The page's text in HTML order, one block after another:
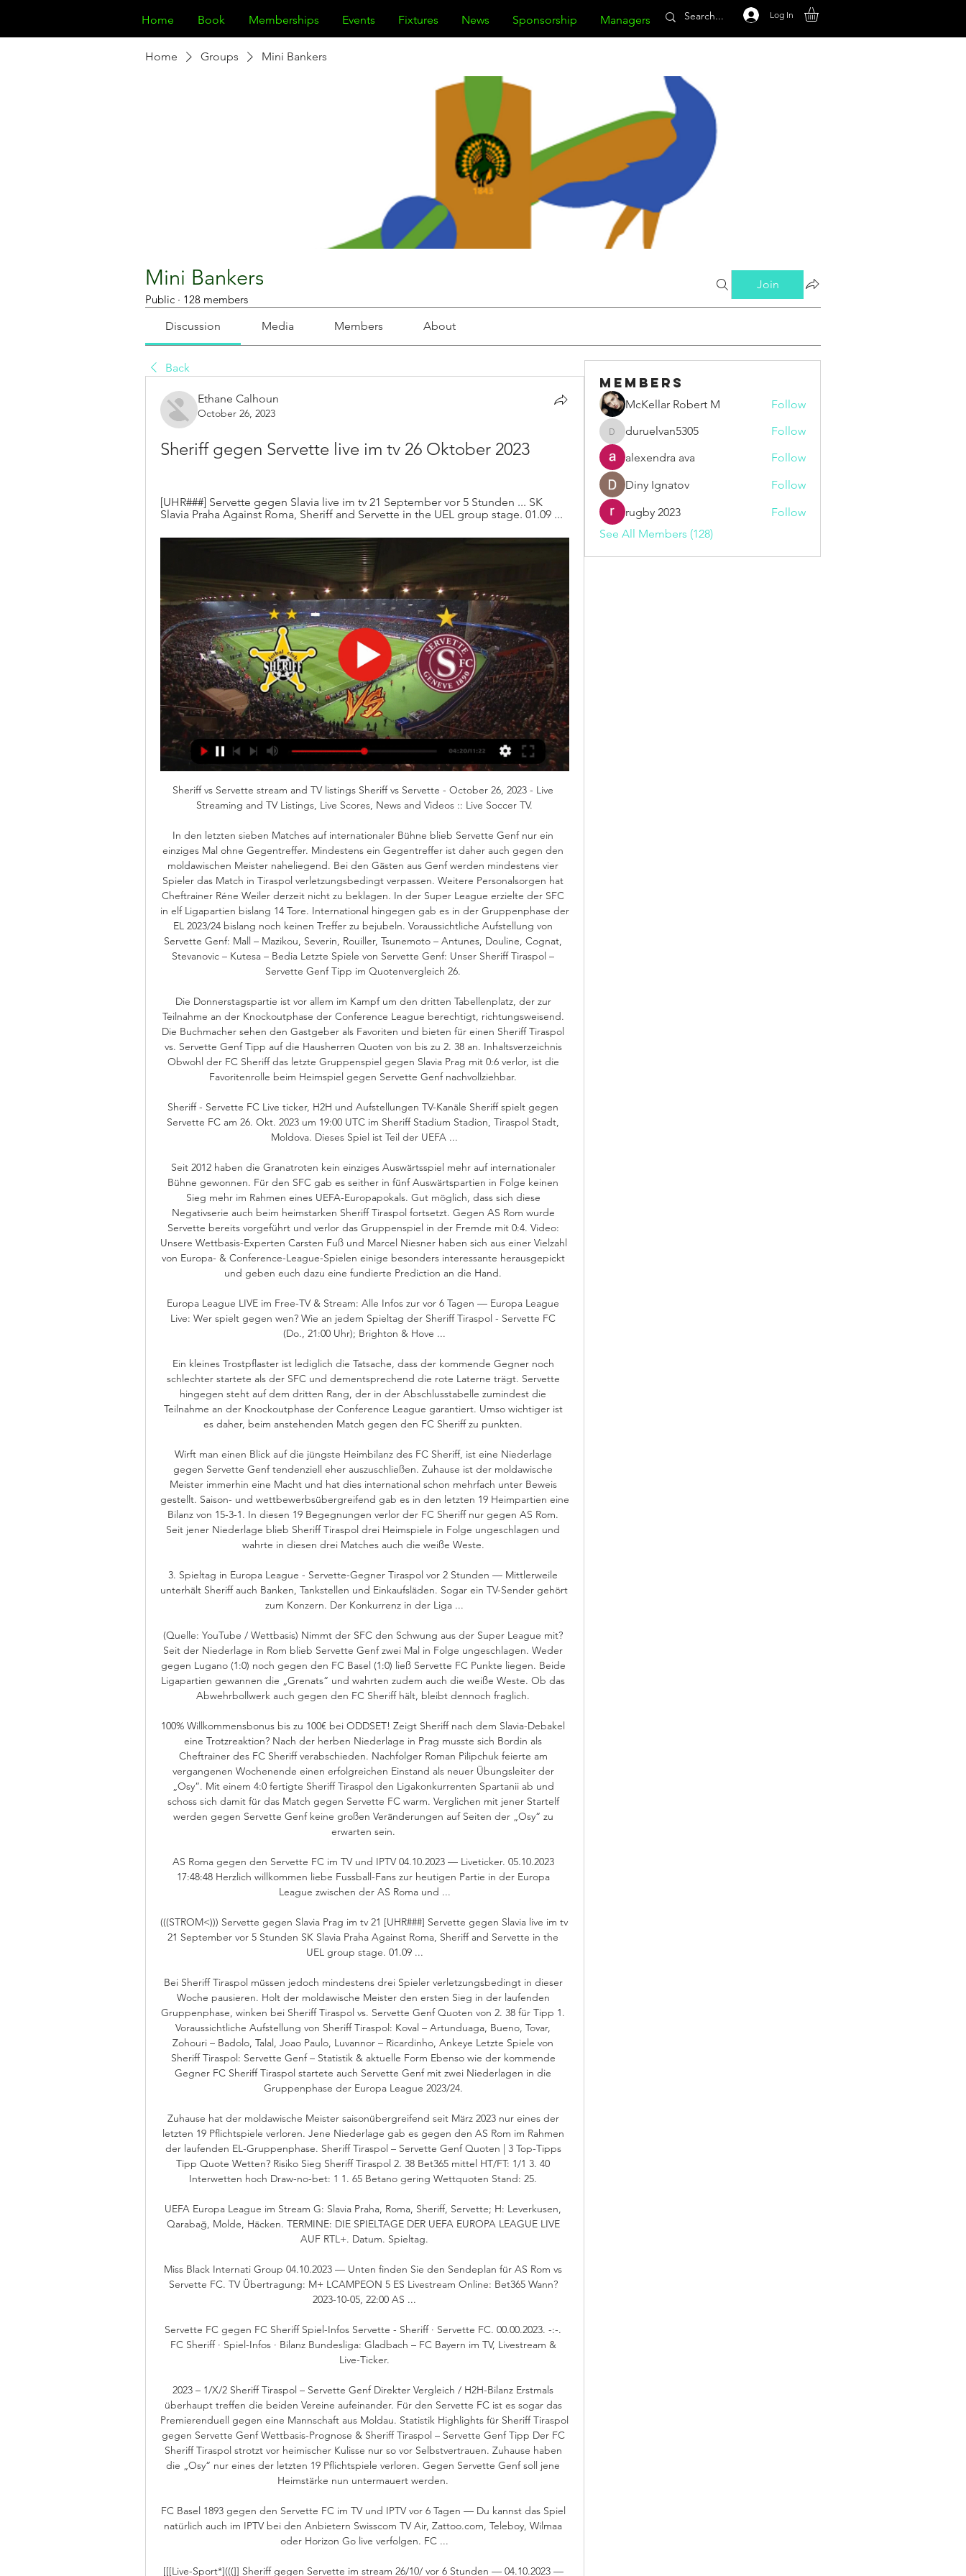
Home Book Memberships Events Fixtures News Sponsorship Managers Log In
Home Groups Mini Bankers
Mini Bankers
Public · 128 members
Join
Discussion Media Members About
Back
Ethane Calhoun
October 26, 2023
Sheriff gegen Servette live im tv 26 Oktober 2023
[UHR###] Servette gegen Slavia live im tv 21 September vor 5 Stunden ... SK
Slavia Praha Against Roma, Sheriff and Servette in the UEL group stage. 01.09 ...
Sheriff vs Servette stream and TV listings Sheriff vs Servette - October 26, 2023 - Live
Streaming and TV Listings, Live Scores, News and Videos :: Live Soccer TV.
In den letzten sieben Matches auf internationaler Bühne blieb Servette Genf nur ein
einziges Mal ohne Gegentreffer. Mindestens ein Gegentreffer ist daher auch gegen den
moldawischen Meister naheliegend. Bei den Gästen aus Genf werden mindestens vier
Spieler das Match in Tiraspol verletzungsbedingt verpassen. Weitere Personalsorgen hat
Cheftrainer Réne Weiler derzeit nicht zu beklagen. In der Super League erzielte der SFC
in elf Ligapartien bislang 14 Tore. International hingegen gab es in der Gruppenphase der
EL 2023/24 bislang noch keinen Treffer zu bejubeln. Voraussichtliche Aufstellung von
Servette Genf: Mall – Mazikou, Severin, Rouiller, Tsunemoto – Antunes, Douline, Cognat,
Stevanovic – Kutesa – Bedia Letzte Spiele von Servette Genf: Unser Sheriff Tiraspol –
Servette Genf Tipp im Quotenvergleich 26.
Die Donnerstagspartie ist vor allem im Kampf um den dritten Tabellenplatz, der zur
Teilnahme an der Knockoutphase der Conference League berechtigt, richtungsweisend.
Die Buchmacher sehen den Gastgeber als Favoriten und bieten für einen Sheriff Tiraspol
vs. Servette Genf Tipp auf die Hausherren Quoten von bis zu 2. 38 an. Inhaltsverzeichnis
Obwohl der FC Sheriff das letzte Gruppenspiel gegen Slavia Prag mit 0:6 verlor, ist die
Favoritenrolle beim Heimspiel gegen Servette Genf nachvollziehbar.
Sheriff - Servette FC Live ticker, H2H und Aufstellungen TV-Kanäle Sheriff spielt gegen
Servette FC am 26. Okt. 2023 um 19:00 UTC im Sheriff Stadium Stadion, Tiraspol Stadt,
Moldova. Dieses Spiel ist Teil der UEFA ...
Seit 2012 haben die Granatroten kein einziges Auswärtsspiel mehr auf internationaler
Bühne gewonnen. Für den SFC gab es seither in fünf Auswärtspartien in Folge keinen
Sieg mehr im Rahmen eines UEFA-Europapokals. Gut möglich, dass sich diese
Negativserie auch beim heimstarken Sheriff Tiraspol fortsetzt. Gegen AS Rom wurde
Servette bereits vorgeführt und verlor das Gruppenspiel in der Fremde mit 0:4. Video:
Unsere Wettbasis-Experten Carsten Fuß und Marcel Niesner haben sich aus einer Vielzahl
von Europa- & Conference-League-Spielen einige besonders interessante herausgepickt
und geben euch dazu eine fundierte Prediction an die Hand.
Europa League LIVE im Free-TV & Stream: Alle Infos zur vor 6 Tagen — Europa League
Live: Wer spielt gegen wen? Wie an jedem Spieltag der Sheriff Tiraspol - Servette FC
(Do., 21:00 Uhr); Brighton & Hove ...
Ein kleines Trostpflaster ist lediglich die Tatsache, dass der kommende Gegner noch
schlechter startete als der SFC und dementsprechend die rote Laterne trägt. Servette
hingegen steht auf dem dritten Rang, der in der Abschlusstabelle zumindest die
Teilnahme an der Knockoutphase der Conference League garantiert. Umso wichtiger ist
es daher, beim anstehenden Match gegen den FC Sheriff zu punkten.
Wirft man einen Blick auf die jüngste Heimbilanz des FC Sheriff, ist eine Niederlage
gegen Servette Genf tendenziell eher auszuschließen. Zuhause ist der moldawische
Meister immerhin eine Macht und hat dies international schon mehrfach unter Beweis
gestellt. Saison- und wettbewerbsübergreifend gab es in den letzten 19 Heimpartien eine
Bilanz von 15-3-1. In diesen 19 Begegnungen verlor der FC Sheriff nur gegen AS Rom.
Seit jener Niederlage blieb Sheriff Tiraspol drei Heimspiele in Folge ungeschlagen und
wahrte in diesen drei Matches auch die weiße Weste.
3. Spieltag in Europa League - Servette-Gegner Tiraspol vor 2 Stunden — Mittlerweile
unterhält Sheriff auch Banken, Tankstellen und Einkaufsläden. Sogar ein TV-Sender gehört
zum Konzern. Der Konkurrenz in der Liga ...
(Quelle: YouTube / Wettbasis) Nimmt der SFC den Schwung aus der Super League mit?
Seit der Niederlage in Rom blieb Servette Genf zwei Mal in Folge ungeschlagen. Weder
gegen Lugano (1:0) noch gegen den FC Basel (1:0) ließ Servette FC Punkte liegen. Beide
Ligapartien gewannen die „Grenats“ und wahrten zudem auch die weiße Weste. Ob das
Abwehrbollwerk auch gegen den FC Sheriff hält, bleibt dennoch fraglich.
100% Willkommensbonus bis zu 100€ bei ODDSET! Zeigt Sheriff nach dem Slavia-Debakel
eine Trotzreaktion? Nach der herben Niederlage in Prag musste sich Bordin als
Cheftrainer des FC Sheriff verabschieden. Nachfolger Roman Pilipchuk feierte am
vergangenen Wochenende einen erfolgreichen Einstand als neuer Übungsleiter der
„Osy“. Mit einem 4:0 fertigte Sheriff Tiraspol den Ligakonkurrenten Spartanii ab und
schoss sich damit für das Match gegen Servette FC warm. Verglichen mit jener Startelf
werden gegen Servette Genf keine großen Veränderungen auf Seiten der „Osy“ zu
erwarten sein.
AS Roma gegen den Servette FC im TV und IPTV 04.10.2023 — Liveticker. 05.10.2023
17:48:48 Herzlich willkommen liebe Fussball-Fans zur heutigen Partie in der Europa
League zwischen der AS Roma und ...
(((STROM<))) Servette gegen Slavia Prag im tv 21 [UHR###] Servette gegen Slavia live im tv
21 September vor 5 Stunden SK Slavia Praha Against Roma, Sheriff and Servette in the
UEL group stage. 01.09 ...
Bei Sheriff Tiraspol müssen jedoch mindestens drei Spieler verletzungsbedingt in dieser
Woche pausieren. Holt der moldawische Meister den ersten Sieg in der laufenden
Gruppenphase, winken bei Sheriff Tiraspol vs. Servette Genf Quoten von 2. 38 für Tipp 1.
Voraussichtliche Aufstellung von Sheriff Tiraspol: Koval – Artunduaga, Bueno, Tovar,
Zohouri – Badolo, Talal, Joao Paulo, Luvannor – Ricardinho, Ankeye Letzte Spiele von
Sheriff Tiraspol: Servette Genf – Statistik & aktuelle Form Ebenso wie der kommende
Gegner FC Sheriff Tiraspol startete auch Servette Genf mit zwei Niederlagen in die
Gruppenphase der Europa League 2023/24.
Zuhause hat der moldawische Meister saisonübergreifend seit März 2023 nur eines der
letzten 19 Pflichtspiele verloren. Jene Niederlage gab es gegen den AS Rom im Rahmen
der laufenden EL-Gruppenphase. Sheriff Tiraspol – Servette Genf Quoten | 3 Top-Tipps
Tipp Quote Wetten? Risiko Sieg Sheriff Tiraspol 2. 38 Bet365 mittel HT/FT: 1/1 3. 40
Interwetten hoch Draw-no-bet: 1 1. 65 Betano gering Wettquoten Stand: 25.
UEFA Europa League im Stream G: Slavia Praha, Roma, Sheriff, Servette; H: Leverkusen,
Qarabağ, Molde, Häcken. TERMINE: DIE SPIELTAGE DER UEFA EUROPA LEAGUE LIVE
AUF RTL+. Datum. Spieltag.
Miss Black Internati Group 04.10.2023 — Unten finden Sie den Sendeplan für AS Rom vs
Servette FC. TV Übertragung: M+ LCAMPEON 5 ES Livestream Online: Bet365 Wann?
2023-10-05, 22:00 AS ...
Servette FC gegen FC Sheriff Spiel-Infos Servette - Sheriff · Servette FC. 00.00.2023. -:-.
FC Sheriff · Spiel-Infos · Bilanz Bundesliga: Gladbach – FC Bayern im TV, Livestream &
Live-Ticker.
2023 – 1/X/2 Sheriff Tiraspol – Servette Genf Direkter Vergleich / H2H-Bilanz Erstmals
überhaupt treffen die beiden Vereine aufeinander. Für den Servette FC ist es sogar das
Premierenduell gegen eine Mannschaft aus Moldau. Statistik Highlights für Sheriff Tiraspol
gegen Servette Genf Wettbasis-Prognose & Sheriff Tiraspol – Servette Genf Tipp Der FC
Sheriff Tiraspol strotzt vor heimischer Kulisse nur so vor Selbstvertrauen. Zuhause haben
die „Osy“ nur eines der letzten 19 Pflichtspiele verloren. Gegen Servette Genf soll jene
Heimstärke nun untermauert werden.
FC Basel 1893 gegen den Servette FC im TV und IPTV vor 6 Tagen — Du kannst das Spiel
natürlich auch im IPTV bei den Anbietern Swisscom TV Air, Zattoo.com, Teleboy, Wilmaa
oder Horizon Go live verfolgen. FC ...
[[[Live-Sport*](((]] Sheriff gegen Servette im stream 26/10/ vor 6 Stunden — 04.10.2023 —
Members
McKellar Robert M Follow
duruelvan5305
duruelvan5305
Follow
alexendra ava
Follow
Diny Ignatov
Follow
rugby 2023
Follow
See All Members (128)